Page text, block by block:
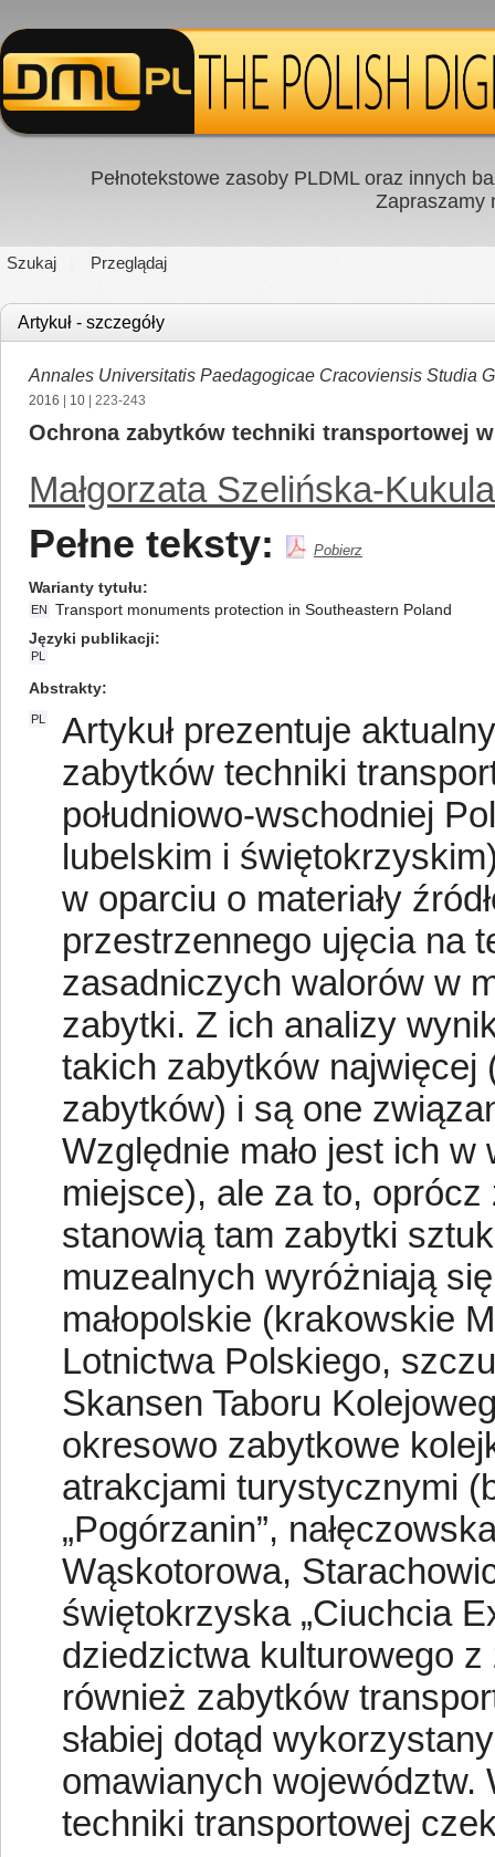
Pełnotekstowe zasoby PLDML oraz innych
Zapraszamy
Szukaj Przeglądaj
Artykuł - szczegóły
Annales Universitatis Paedagogicae Cracoviensis Studia
2016 10 | 223-243
Ochrona zabytków techniki transportowej
Małgorzata Szelińska-
Pełne teksty: Pobierz
Warianty tytułu
EN
Transport monuments protection in Southeastern Poland
Języki publikacji
PL
Abstrakty
PL
Artykuł prezentuje
zabytków techniki
południowo-wschodniej
lubelskim i
w oparciu o materiały
przestrzennego ujęcia na
zasadniczych walorów w
zabytki. Z ich analizy
takich zabytków najwięcej
zabytków) i są one
Względnie mało jest ich
miejsce), ale za to,
stanowią tam zabytki
muzealnych wyróżniają
małopolskie (krakowskie
Lotnictwa Polskiego,
Skansen Taboru
okresowo zabytkowe
atrakcjami turystycznymi
„Pogórzanin”,
Wąskotorowa,
świętokrzyska „Ciuchcia
dziedzictwa kulturowego
również zabytków
słabiej dotąd
omawianych województw.
techniki transportowej